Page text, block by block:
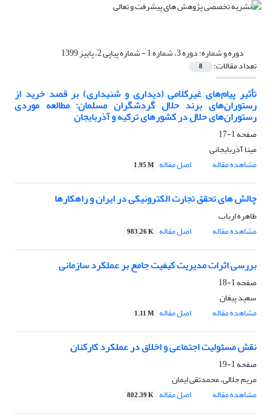
دوره و شماره:دوره 3، شماره 1 - شماره پیاپی 2، پاییز 1399
تعداد مقالات: 8
تأثیر پیام‌های غیرکلامی (دیداری و شنیداری) بر قصد خرید از
رستوران‌های برند حلال گردشگران مسلمان: مطالعه موردی
رستوران‌های حلال در کشورهای ترکیه و آذربایجان
صفحه1-17
مینا آذربایجانی
مشاهده مقاله
اصل مقاله 1.95 M
چالش های تحقق تجارت الکترونیکی در ایران و راهکارها
طاهره ارباب
مشاهده مقاله
اصل مقاله 983.26 K
بررسی اثرات مدیریت کیفیت جامع بر عملکرد سازمانی
صفحه1-18
سعید پیغان
مشاهده مقاله
اصل مقاله 1.11 M
نقش مسئولیت اجتماعی و اخلاق در عملکرد کارکنان
صفحه1-19
مریم جلالی، محمدتقی ایمان
مشاهده مقاله
اصل مقاله 802.39 K